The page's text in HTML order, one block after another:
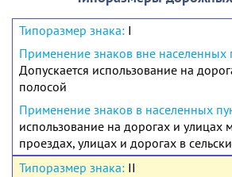
I
Допускается использование на
полосой
использование на дорогах и улицах
проездах, улицах и дорогах в
II